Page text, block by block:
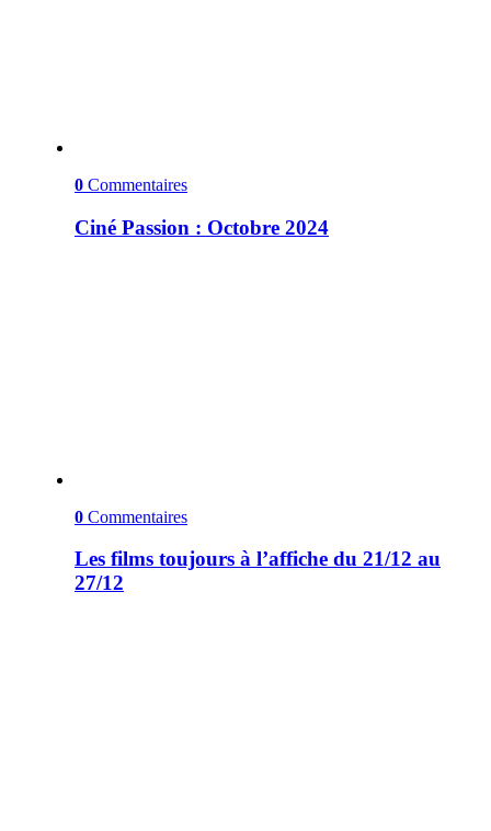
0 Commentaires
Ciné Passion : Octobre 2024
0 Commentaires
Les films toujours à l’affiche du 21/12 au
27/12